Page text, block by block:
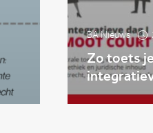
BA Nieuws
Zo toets